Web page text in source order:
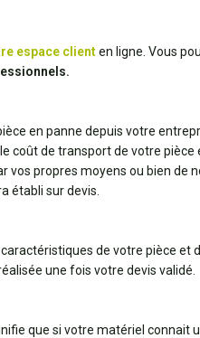
espace clienten ligne. Vous
en panne depuis votre
de transport de votre
propres moyens ou bien
établi sur devis.
de votre pièce
une fois votre devis validé.
que si votre matériel connait